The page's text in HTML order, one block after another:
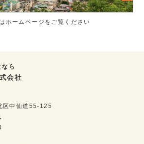
ホームページをご覧ください
なら
会社
区中仙道55-125